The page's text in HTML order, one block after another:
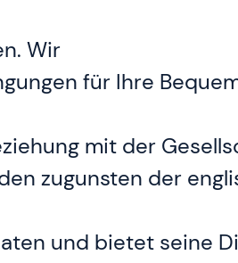
Wir
für Ihre
mit der
zugunsten der
und bietet seine